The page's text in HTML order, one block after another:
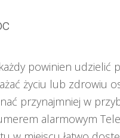
powinien udzielić
życiu lub zdrowiu
przynajmniej w
alarmowym